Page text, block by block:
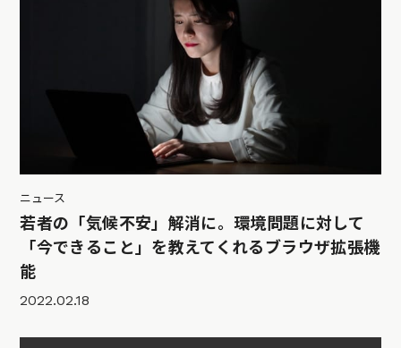
ニュース
若者の「気候不安」解消に。環境問題に対して
「今できること」を教えてくれるブラウザ拡張機
能
2022.02.18